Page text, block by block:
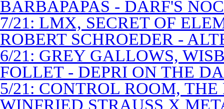
BARBAPAPAS - DARF'S
7/21: LMX, SECRET OF
ROBERT SCHROEDER -
6/21: GREY GALLOWS,
FOLLET - DEPRI ON THE
5/21: CONTROL ROOM,
WINFRIED STRAUSS X